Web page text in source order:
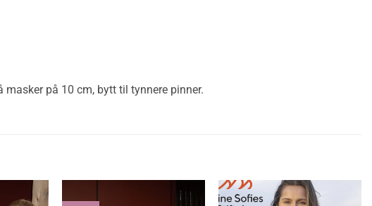
på 10 cm, bytt til tynnere pinner.